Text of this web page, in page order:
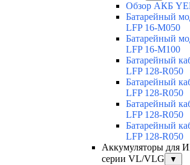
Обзор АКБ
Батарейный
LFP 16-M050
Батарейный
LFP 16-M100
Батарейный
LFP 128-R050
Батарейный
LFP 128-R050
Батарейный
LFP 128-R050
Батарейный
LFP 128-R050
Аккумуляторы для
серии VL/VLG
▼